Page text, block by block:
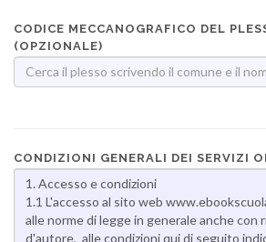
CODICE MECCANOGRAFICO DEL
(OPZIONALE)
Cerca il plesso scrivendo il comune e il
CONDIZIONI GENERALI DEI SERVIZI